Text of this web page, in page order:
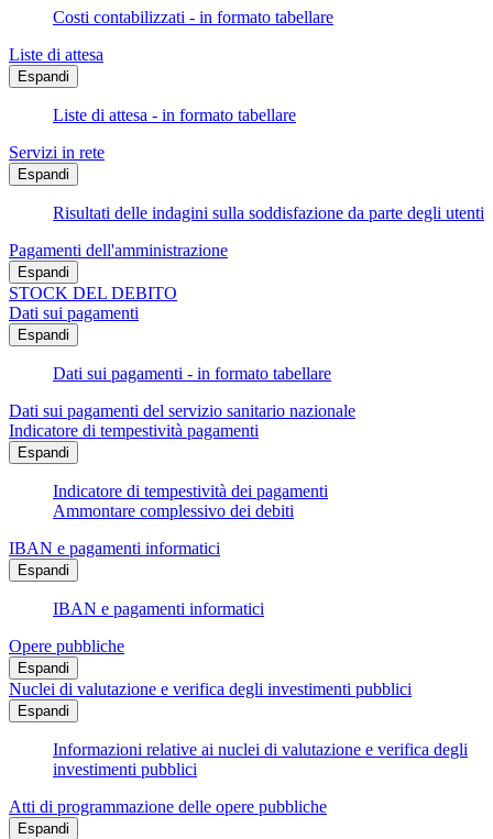
Costi contabilizzati - in formato tabellare
Liste di attesa
Espandi
Liste di attesa - in formato tabellare
Servizi in rete
Espandi
Risultati delle indagini sulla soddisfazione da parte degli utenti
Pagamenti dell'amministrazione
Espandi
STOCK DEL DEBITO
Dati sui pagamenti
Espandi
Dati sui pagamenti - in formato tabellare
Dati sui pagamenti del servizio sanitario nazionale
Indicatore di tempestività pagamenti
Espandi
Indicatore di tempestività dei pagamenti
Ammontare complessivo dei debiti
IBAN e pagamenti informatici
Espandi
IBAN e pagamenti informatici
Opere pubbliche
Espandi
Nuclei di valutazione e verifica degli investimenti pubblici
Espandi
Informazioni relative ai nuclei di valutazione e verifica degli
investimenti pubblici
Atti di programmazione delle opere pubbliche
Espandi